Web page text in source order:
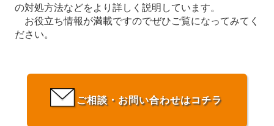
の対処方法などをより詳しく説明しています。
お役立ち情報が満載ですのでぜひご覧になってみてく
ださい。
ご相談・お問い合わせはコチラ